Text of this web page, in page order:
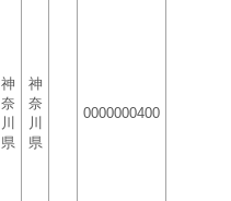
神
奈
川
県
神
奈
川
県
0000000400